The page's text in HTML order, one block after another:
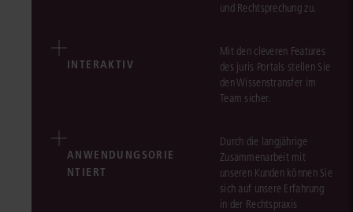
und Rechtsprechung zu.
INTERAKTIV
Mit den cleveren Features
des juris Portals stellen Sie
den Wissenstransfer im
Team sicher.
ANWENDUNGSORIE
NTIERT
Durch die langjährige
Zusammenarbeit mit
unseren Kunden können Sie
sich auf unsere Erfahrung
in der Rechtspraxis